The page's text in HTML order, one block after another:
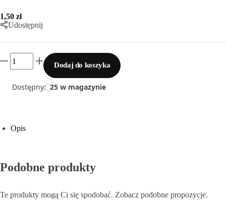
1,50 zł
Udostępnij
Dodaj do koszyka
Dostępny: 25 w magazynie
Opis
Podobne produkty
Te produkty mogą Ci się spodobać. Zobacz podobne propozycje.
Sklejka
Narzędzia i akcesoria